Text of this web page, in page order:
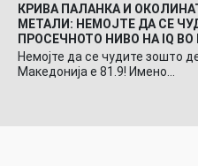
КРИВА ПАЛАНКА И
МЕТАЛИ: НЕМОЈТЕ ДА СЕ
ПРОСЕЧНОТО НИВО НА IQ ВО
Немојте да се чудите зошто
Македонија е 81.9! Имено…